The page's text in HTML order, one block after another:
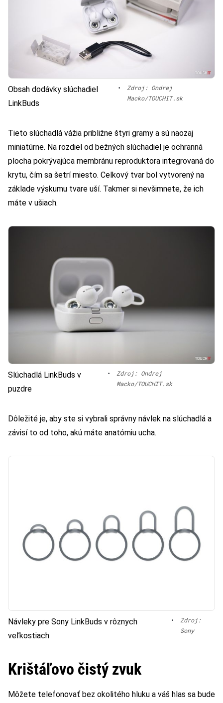
Obsah dodávky slúchadiel
LinkBuds
•
Zdroj: Ondrej
Macko/TOUCHIT.sk
Tieto slúchadlá vážia približne štyri gramy a sú naozaj
miniatúrne. Na rozdiel od bežných slúchadiel je ochranná
plocha pokrývajúca membránu reproduktora integrovaná do
krytu, čím sa šetrí miesto. Celkový tvar bol vytvorený na
základe výskumu tvare uší. Takmer si nevšimnete, že ich
máte v ušiach.
Slúchadlá LinkBuds v
puzdre
•
Zdroj: Ondrej
Macko/TOUCHIT.sk
Dôležité je, aby ste si vybrali správny návlek na slúchadlá a
závisí to od toho, akú máte anatómiu ucha.
Návleky pre Sony LinkBuds v rôznych
veľkostiach
•
Zdroj:
Sony
Krištáľovo čistý zvuk
Môžete telefonovať bez okolitého hluku a váš hlas sa bude